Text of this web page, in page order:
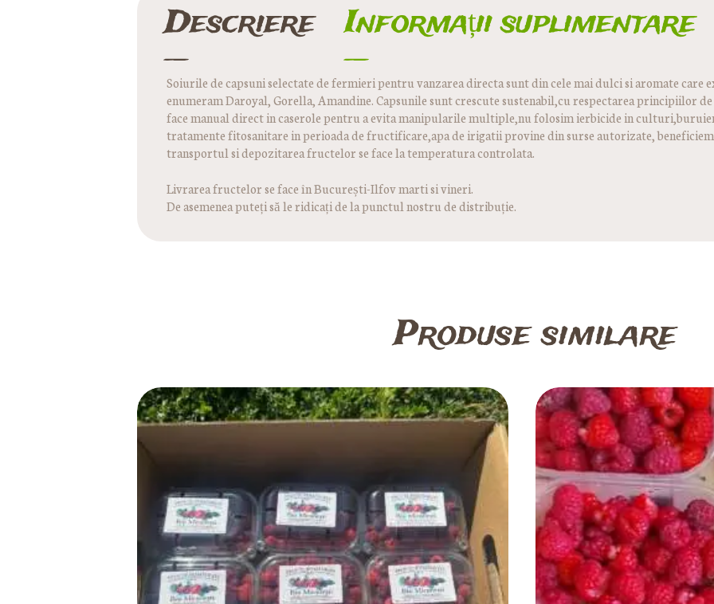
Descriere Informații suplimentare
Soiurile de capsuni selectate de fermieri pentru vanzarea directa sunt din cele mai dulci si aromate care
enumeram Daroyal, Gorella, Amandine. Capsunile sunt crescute sustenabil,cu respectarea principiilor
face manual direct in caserole pentru a evita manipularile multiple,nu folosim ierbicide in
tratamente fitosanitare in perioada de fructificare,apa de irigatii provine din surse autorizate,
transportul si depozitarea fructelor se face la temperatura controlata.
Livrarea fructelor se face în București-Ilfov marti si vineri.
De asemenea puteți să le ridicați de la punctul nostru de distribuție.
Produse similare